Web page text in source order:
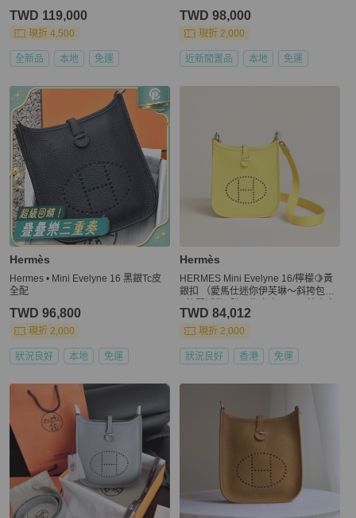
TWD 119,000
現折 4,500
全新品 本地 免運
TWD 98,000
現折 2,000
近新閒置品 本地 免運
Hermès
Hermes • Mini Evelyne 16 黑銀Tc皮
全配
TWD 96,800
現折 2,000
狀況良好 本地 免運
Hermès
HERMES Mini Evelyne 16/檸檬🍋黃
銀扣 （愛馬仕迷你伊芙琳～斜挎包）
賣場內獲得LV錢包其中一款當作贈品
🎁「先到先得」
TWD 84,012
現折 2,000
狀況良好 香港 免運